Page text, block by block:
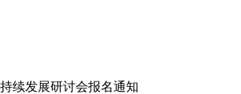
续发展研讨会报名通知